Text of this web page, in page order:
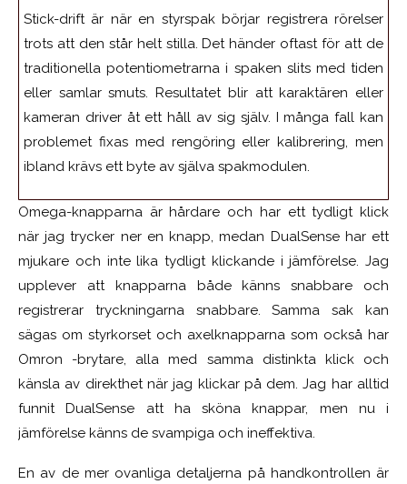
Stick-drift är när en styrspak börjar registrera rörelser
trots att den står helt stilla. Det händer oftast för att de
traditionella potentiometrarna i spaken slits med tiden
eller samlar smuts. Resultatet blir att karaktären eller
kameran driver åt ett håll av sig själv. I många fall kan
problemet fixas med rengöring eller kalibrering, men
ibland krävs ett byte av själva spakmodulen.
Omega-knapparna är hårdare och har ett tydligt klick
när jag trycker ner en knapp, medan DualSense har ett
mjukare och inte lika tydligt klickande i jämförelse. Jag
upplever att knapparna både känns snabbare och
registrerar tryckningarna snabbare. Samma sak kan
sägas om styrkorset och axelknapparna som också har
Omron -brytare, alla med samma distinkta klick och
känsla av direkthet när jag klickar på dem. Jag har alltid
funnit DualSense att ha sköna knappar, men nu i
jämförelse känns de svampiga och ineffektiva.
En av de mer ovanliga detaljerna på handkontrollen är